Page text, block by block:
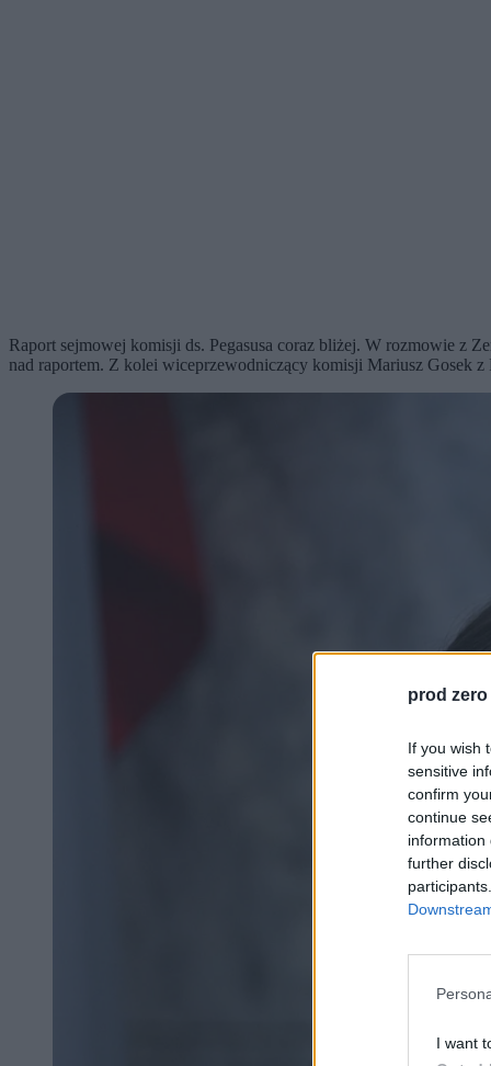
prod zero
If you wish
sensitive
confirm
continue
information
further
I want
Raport sejmowej komisji ds. Pegasusa coraz bliżej. W rozmowie z
nad raportem. Z kolei wiceprzewodniczący komisji Mariusz Gosek z